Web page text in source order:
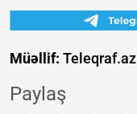
Müəllif: Teleqraf.az
Paylaş